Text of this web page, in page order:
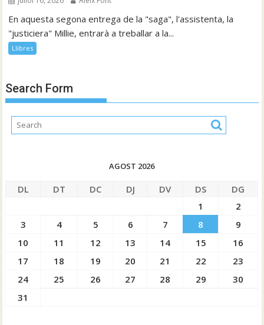
En aquesta segona entrega de la "saga", l'assistenta, la
"justiciera" Millie, entrarà a treballar a la...
Llibres
Search Form
AGOST 2026
DL DT DC DJ DV DS
DG
1
2
3
4 5 6 7 8
9
10
11 12 13 14 15
16
17
18 19 20 21 22
23
24
25 26 27 28 29
30
31